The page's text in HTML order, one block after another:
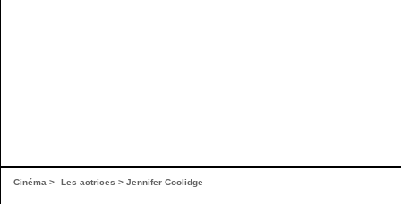
Cinéma > Les actrices > Jennifer Coolidge